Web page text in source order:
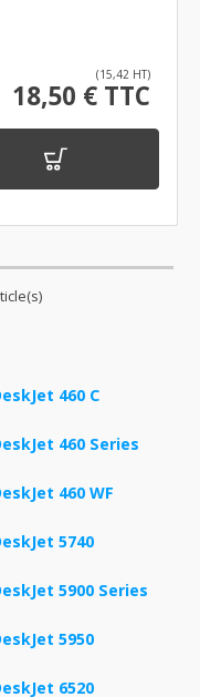
(15,42 HT)
18,50 € TTC
460 C
460 Series
460 WF
5740
5900 Series
5950
6520